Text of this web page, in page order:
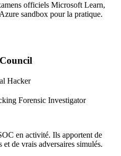
officiels Microsoft Learn,
sandbox pour la pratique.
Hacker
Forensic Investigator
en activité. Ils apportent de
de vrais adversaires simulés.